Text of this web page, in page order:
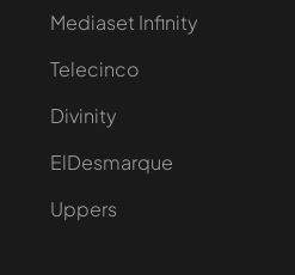
Mediaset Infinity
Telecinco
Divinity
ElDesmarque
Uppers